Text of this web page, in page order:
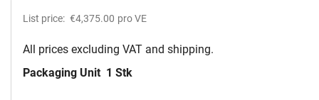
List price: €4,375.00 pro VE
All prices excluding VAT and shipping.
Packaging Unit 1 Stk